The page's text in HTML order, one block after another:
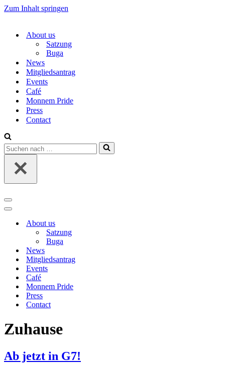
Zum Inhalt springen
About us
Satzung
Buga
News
Mitgliedsantrag
Events
Café
Monnem Pride
Press
Contact
Suchen
nach …
Navigations-
Menü
Navigations-
About us
Satzung
Buga
News
Mitgliedsantrag
Events
Café
Monnem Pride
Press
Contact
Zuhause
Ab jetzt in G7!